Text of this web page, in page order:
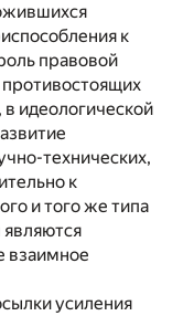
к
правовой
идеологической
технических,
к
и того же типа
взаимное
усиления